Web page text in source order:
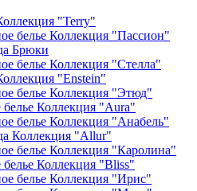
"Terry"
белье Коллекция "Пассион"
Брюки
белье Коллекция "Стелла"
"Enstein"
белье Коллекция "Этюд"
Коллекция "Aura"
белье Коллекция "Анабель"
Коллекция "Allur"
белье Коллекция "Каролина"
Коллекция "Bliss"
белье Коллекция "Ирис"